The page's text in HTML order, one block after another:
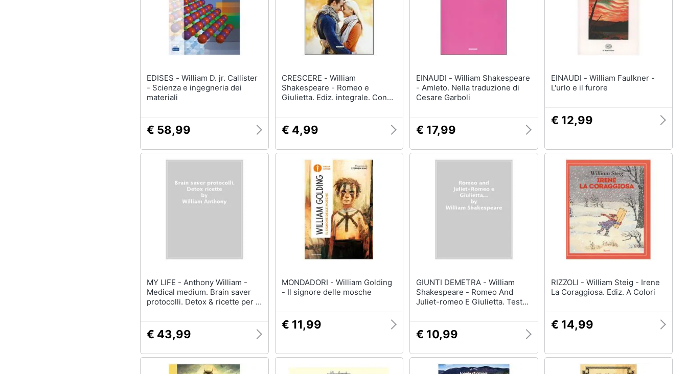
EDISES - William D. jr. Callister
- Scienza e ingegneria dei
materiali
€ 58,99
CRESCERE - William
Shakespeare - Romeo e
Giulietta. Ediz. integrale. Con
€ 4,99
EINAUDI - William Shakespeare
- Amleto. Nella traduzione di
Cesare Garboli
€ 17,99
EINAUDI - William Faulkner -
L'urlo e il furore
€ 12,99
MY LIFE - Anthony William -
Medical medium. Brain saver
protocolli. Detox & ricette per la
€ 43,99
MONDADORI - William Golding
- Il signore delle mosche
€ 11,99
GIUNTI DEMETRA - William
Shakespeare - Romeo And
Juliet-romeo E Giulietta. Testo
€ 10,99
RIZZOLI - William Steig - Irene
La Coraggiosa. Ediz. A Colori
€ 14,99